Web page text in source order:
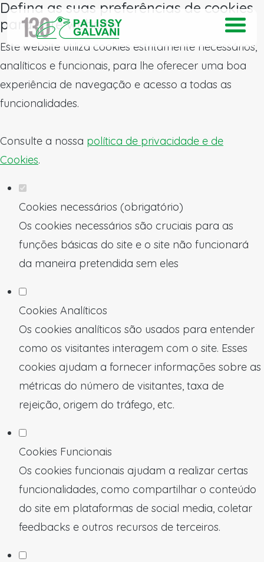
Defina as suas preferências de cookies
para este website.
Este website utiliza cookies estritamente necessários,
analíticos e funcionais, para lhe oferecer uma boa
experiência de navegação e acesso a todas as
funcionalidades.
Consulte a nossa política de privacidade e de
Cookies.
Cookies necessários (obrigatório)
Os cookies necessários são cruciais para as
funções básicas do site e o site não funcionará
da maneira pretendida sem eles
Cookies Analíticos
Os cookies analíticos são usados para entender
como os visitantes interagem com o site. Esses
cookies ajudam a fornecer informações sobre as
métricas do número de visitantes, taxa de
rejeição, origem do tráfego, etc.
Cookies Funcionais
Os cookies funcionais ajudam a realizar certas
funcionalidades, como compartilhar o conteúdo
do site em plataformas de social media, coletar
feedbacks e outros recursos de terceiros.